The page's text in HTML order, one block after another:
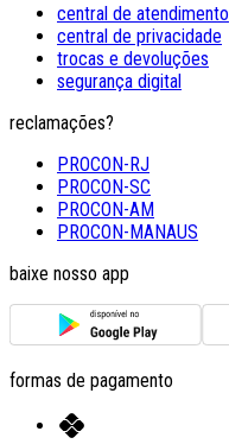
central de atendimento
central de privacidade
trocas e devoluções
segurança digital
reclamações?
PROCON-RJ
PROCON-SC
PROCON-AM
PROCON-MANAUS
baixe nosso app
formas de pagamento